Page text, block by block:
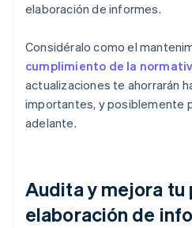
elaboración de informes.
Considéralo como el
cumplimiento de la
actualizaciones te ahorrarán
importantes, y posiblemente
adelante.
Audita y mejora tu
elaboración de